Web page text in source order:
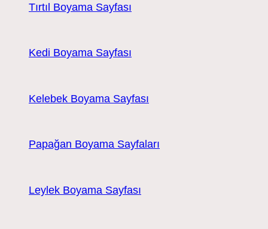
Tırtıl Boyama Sayfası
Kedi Boyama Sayfası
Kelebek Boyama Sayfası
Papağan Boyama Sayfaları
Leylek Boyama Sayfası